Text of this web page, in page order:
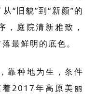
“旧貌”到“新颜”的
庭院清新雅致，
最鲜明的底色。
靠种地为生，条件
2017年高原美丽